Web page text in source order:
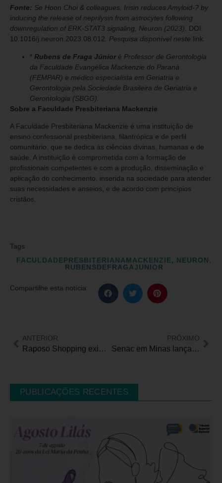
Fonte: Se Hoon Choi & colleagues, Irisin reduces Amyloid-? by
inducing the release of neprilysin from astrocytes following
downregulation of ERK-STAT3 signaling, Neuron (2023). DOI:
10.1016/j.neuron.2023.08.012. Pesquisa disponível neste link.
* Rubens de Fraga Júnioré Professor de Gerontologia
da Faculdade Evangélica Mackenzie do Paraná
(FEMPAR) e médico especialista em Geriatria e
Gerontologia pela Sociedade Brasileira de Geriatria e
Gerontologia (SBGG).
Sobre a Faculdade Presbiteriana Mackenzie
A Faculdade Presbiteriana Mackenzie é uma instituição de
ensino confessional presbiteriana, filantrópica e de perfil
comunitário, que se dedica às ciências divinas, humanas e de
saúde. A instituição é comprometida com a formação de
profissionais competentes e com a produção, disseminação e
aplicação do conhecimento, inserida na sociedade para atender
suas necessidades e anseios, e de acordo com princípios
cristãos.
Tags
FACULDADEPRESBITERIANAMACKENZIE, NEURON,
RUBENSDEFRAGAJUNIOR
Compartilhe esta notícia:
ANTERIOR
Raposo Shopping exibe filme Patrulha Canina: Um Filme Superpoderoso em sessão para crianças com distúrbios sensoriais
PRÓXIMO
Senac em Minas lança o e-book “Convivendo com as diferenças no ambiente de comércio, serviços e turismo”
PUBLICAÇÕES RECENTES